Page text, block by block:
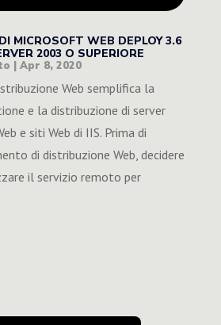
MICROSOFT WEB DEPLOY 3.6
2003 O SUPERIORE
| Apr 8, 2020
Web semplifica la
e la distribuzione di server
e siti Web di IIS. Prima di
di distribuzione Web, decidere
il servizio remoto per